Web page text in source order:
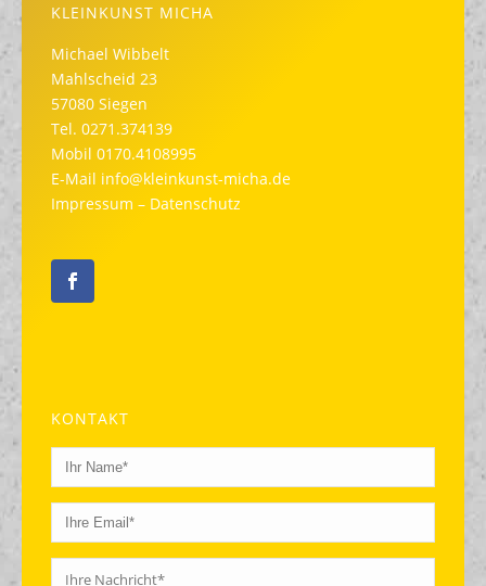
KLEINKUNST MICHA
Michael Wibbelt
Mahlscheid 23
57080 Siegen
Tel.0271.374139
Mobil0170.4108995
E-Mail info@kleinkunst-micha.de
Impressum – Datenschutz
KONTAKT